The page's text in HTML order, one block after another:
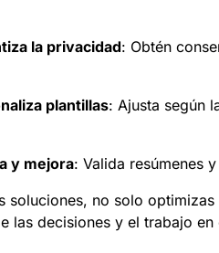
la privacidad: Obtén
plantillas: Ajusta según
y mejora: Valida resúmenes
soluciones, no solo optimizas
las decisiones y el trabajo